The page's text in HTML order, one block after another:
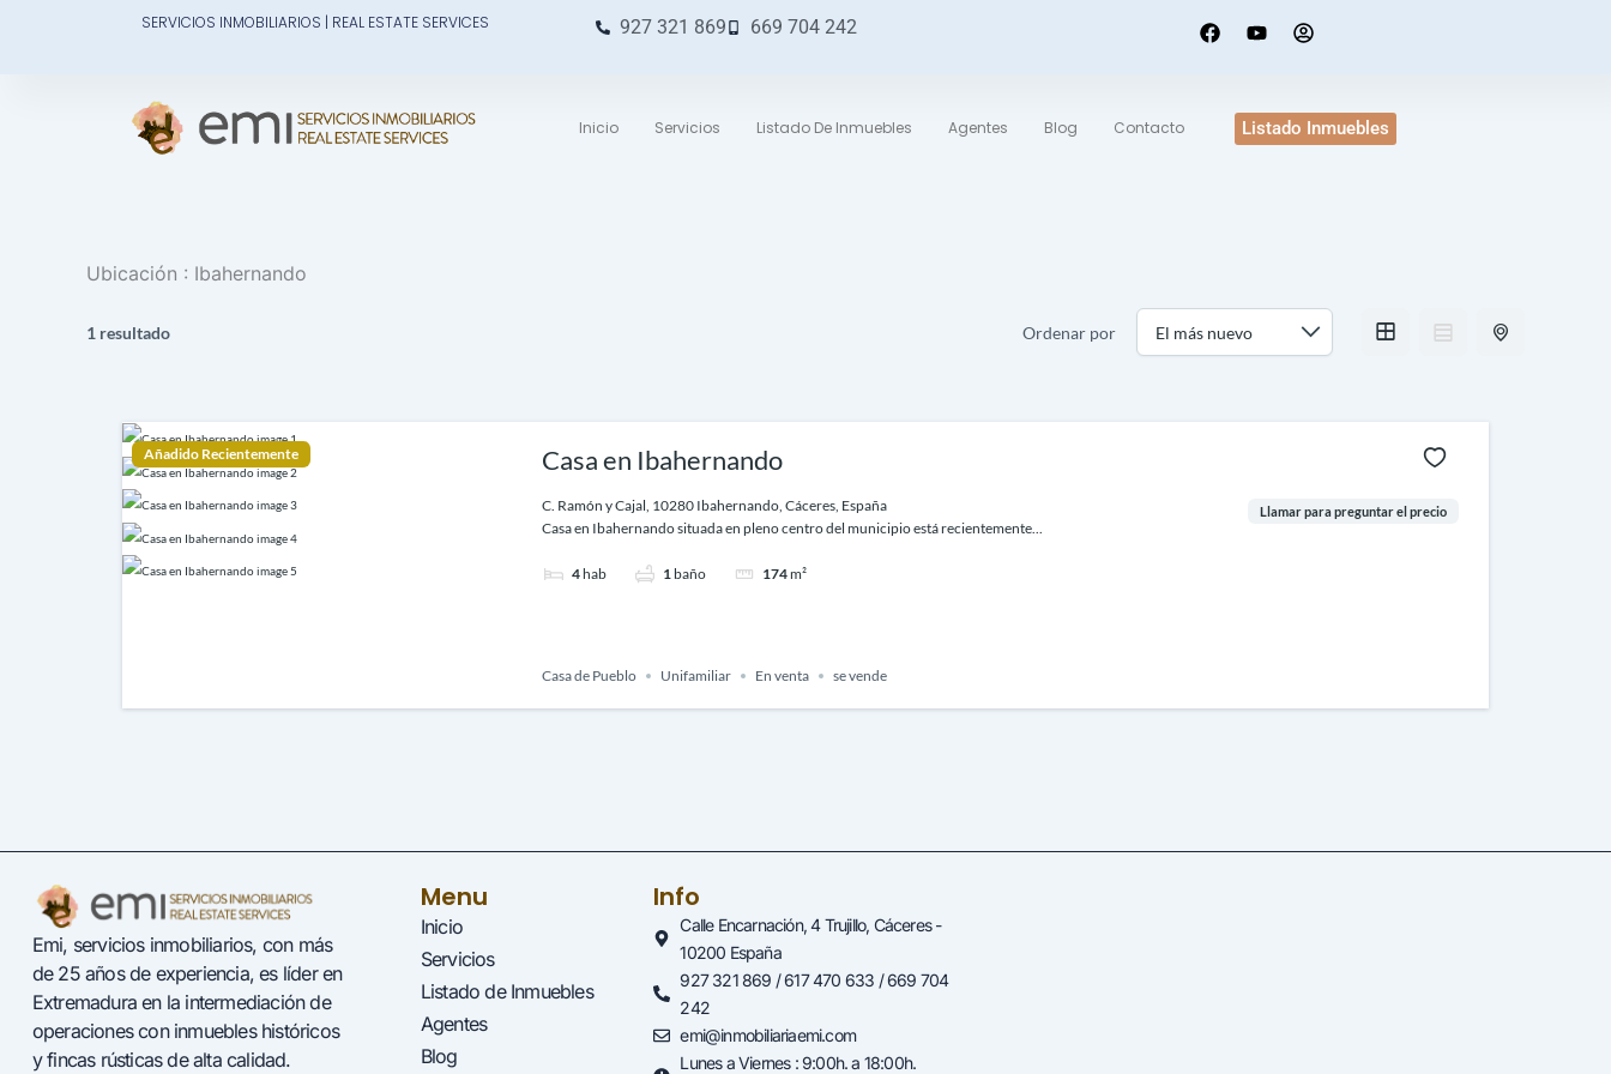
SERVICIOS INMOBILIARIOS | REAL ESTATE SERVICES 927 321 869 669 704 242
F
a
Y
o
b
e
U
s
c
i
Inicio Servicios Listado De Inmuebles Agentes Blog Contacto Listado Inmuebles
Ubicación : Ibahernando
1 resultado Ordenar por
Añadido Recientemente Casa en Ibahernando
C. Ramón y Cajal, 10280 Ibahernando, Cáceres, España
Casa en Ibahernando situada en pleno centro del municipio está recientemente...
4hab 1 baño 174m²
Llamar para preguntar el precio
Casa de Pueblo Unifamiliar En venta se vende
Emi, servicios inmobiliarios, con más
de 25 años de experiencia, es líder en
Extremadura en la intermediación de
operaciones con inmuebles históricos
y fincas rústicas de alta calidad.
Menu
Inicio
Servicios
Listado de Inmuebles
Agentes
Blog
Info
Calle Encarnación, 4 Trujillo, Cáceres -
10200 España
927 321 869 / 617 470 633 / 669 704
242
emi@inmobiliariaemi.com
Lunes a Viernes : 9:00h. a 18:00h.